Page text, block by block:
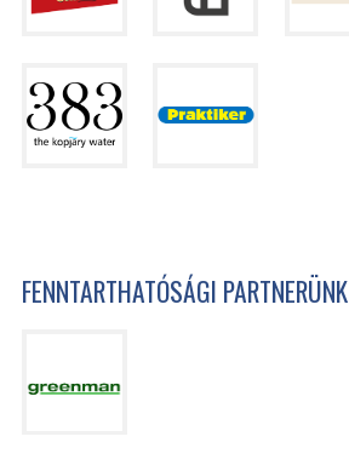
FENNTARTHATÓSÁGI PARTNERÜNK